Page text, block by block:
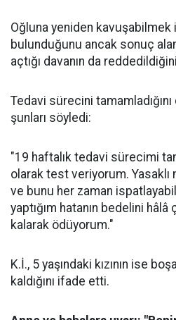
Oğluna yeniden
bulunduğunu ancak sonuç
açtığı davanın da
Tedavi sürecini
şunları söyledi:
"19 haftalık tedavi sürecimi
olarak test veriyorum. Yasaklı
ve bunu her zaman
yaptığım hatanın bedelini hâlâ
kalarak ödüyorum."
K.İ., 5 yaşındaki kızının ise
kaldığını ifade etti.